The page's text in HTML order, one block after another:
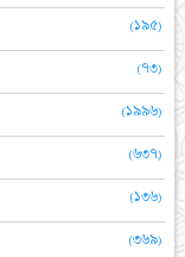
(১৯৫)
(৭৩)
(১৯৯৬)
(৬৩৭)
(১৩৬)
(৩৬৯)